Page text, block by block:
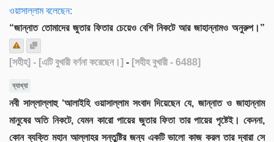
ওয়াসাল্লাম বলেছেন:
“জান্নাত তোমাদের জুতার ফিতার চেয়েও বেশি নিকটে আর জাহান্নামও অনুরুপ।”
[সহীহ] - [এটি বুখারী বর্ণনা করেছেন।] - [সহীহ বুখারী - 6488]
ব্যাখ্যা
নবী সাল্লাল্লাহু ‘আলাইহি ওয়াসাল্লাম সংবাদ দিয়েছেন যে, জান্নাত ও জাহান্নাম
মানুষের অতি নিকটে, যেমন কারো পায়ের জুতার ফিতা তার পায়ের পৃষ্টেই। কেননা,
কোন ব্যক্তি মহান আল্লাহর সন্তুষ্টির জন্য একটি ভালো কাজ করল তার দ্বারা সে